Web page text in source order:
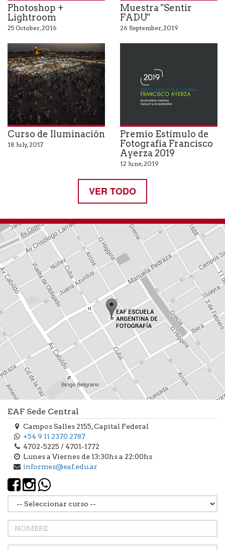
Photoshop +
Lightroom
25 October, 2016
Muestra "Sentir
FADU"
26 September, 2019
Curso de Iluminación
18 July, 2017
Premio Estímulo de
Fotografía Francisco
Ayerza 2019
12 June, 2019
VER TODO
EAF Sede Central
Campos Salles 2155, Capital Federal
+54 9 11 2370 2787
4702-5225 / 4701-1772
Lunes a Viernes de 13:30hs a 22:00hs
informes@eaf.edu.ar